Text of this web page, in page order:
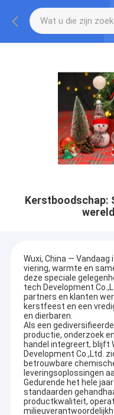
Kerstboodschap:
Wuxi, China —
viering, warmte en
deze speciale
tech Development
partners en klanten
kerstfeest en een
en dierbaren.
Als een
productie, onderzoek
handel integreert, blijft
Development Co.,Ltd.
betrouwbare
leveringsoplossingen
Gedurende het hele
standaarden
productkwaliteit,